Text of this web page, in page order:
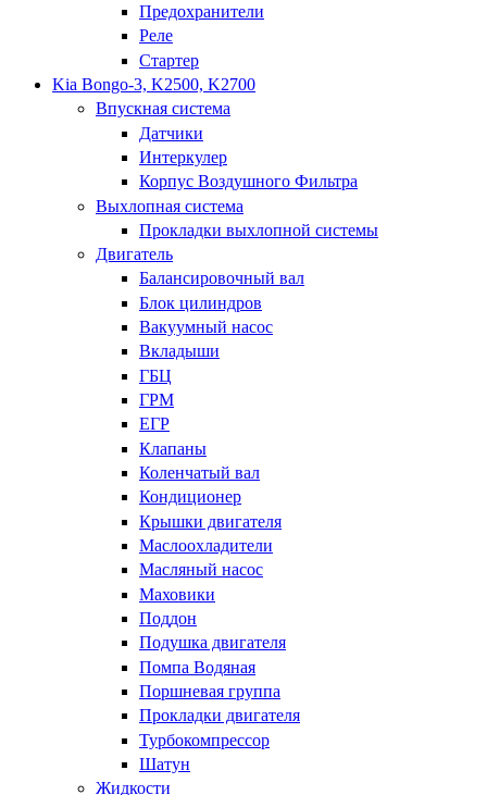
Предохранители
Реле
Стартер
Kia Bongo-3, K2500, K2700
Впускная система
Датчики
Интеркулер
Корпус Воздушного Фильтра
Выхлопная система
Прокладки выхлопной системы
Двигатель
Балансировочный вал
Блок цилиндров
Вакуумный насос
Вкладыши
ГБЦ
ГРМ
ЕГР
Клапаны
Коленчатый вал
Кондиционер
Крышки двигателя
Маслоохладители
Масляный насос
Маховики
Поддон
Подушка двигателя
Помпа Водяная
Поршневая группа
Прокладки двигателя
Турбокомпрессор
Шатун
Жидкости